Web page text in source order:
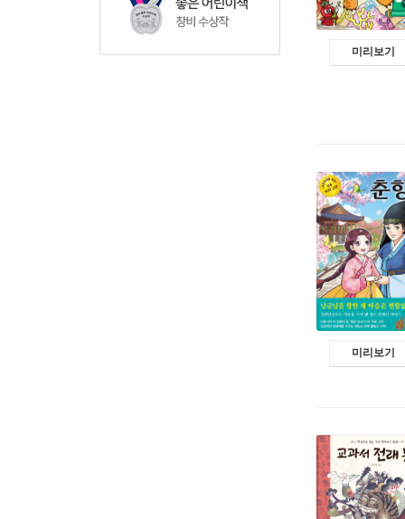
미리보기
미리보기